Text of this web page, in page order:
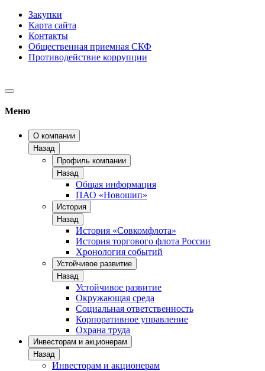
Закупки
Карта сайта
Контакты
Общественная приемная СКФ
Противодействие коррупции
Меню
О компании
Назад
Профиль компании
Назад
Общая информация
ПАО «Новошип»
История
Назад
История «Совкомфлота»
История торгового флота России
Хронология событий
Устойчивое развитие
Назад
Устойчивое развитие
Окружающая среда
Социальная ответственность
Корпоративное управление
Охрана труда
Инвесторам и акционерам
Назад
Инвесторам и акционерам